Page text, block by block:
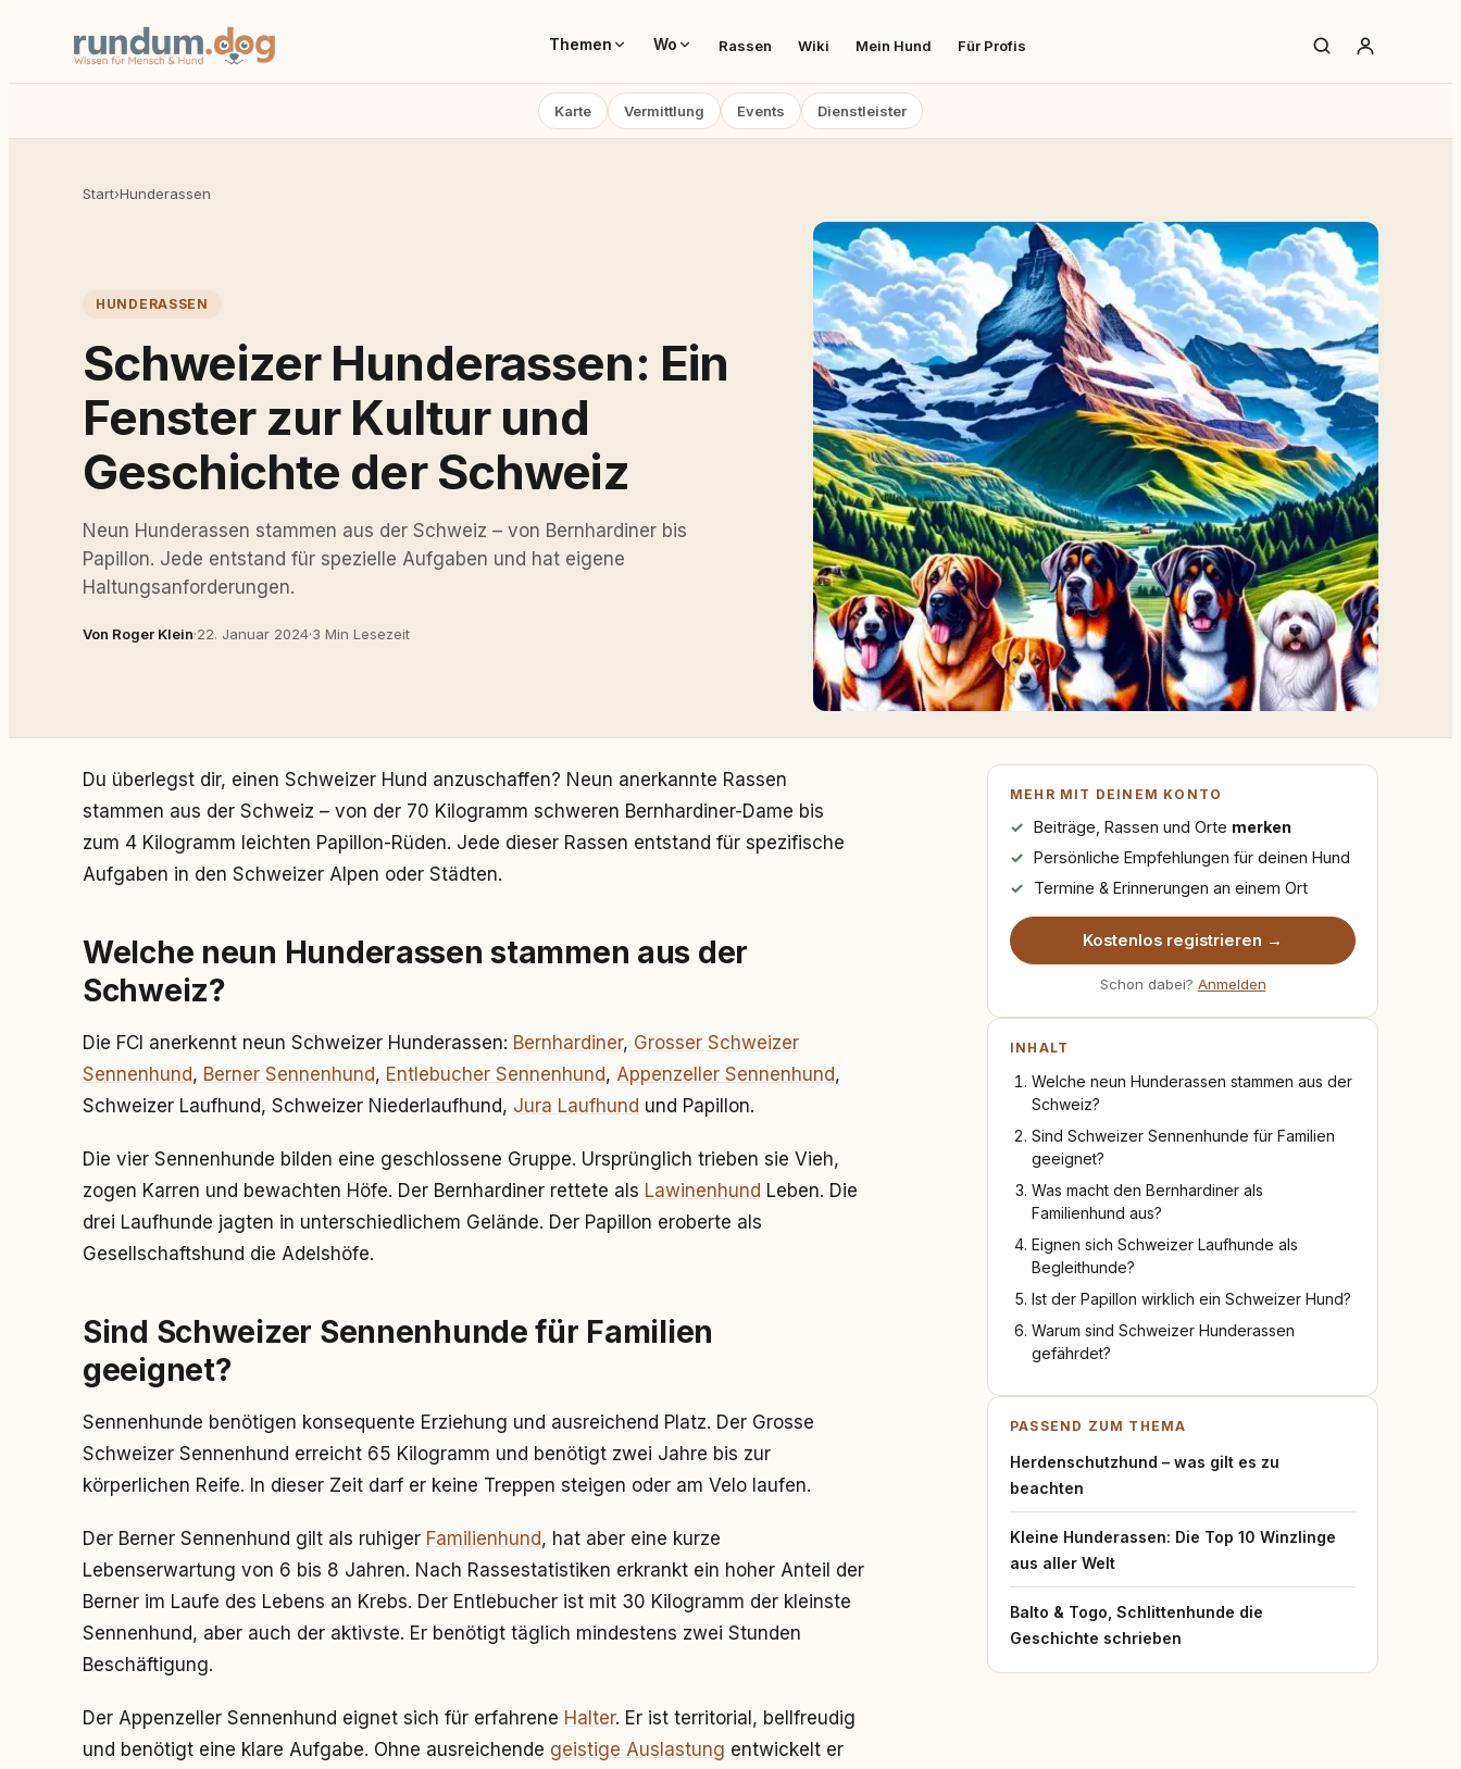
Themen Wo Rassen Wiki Mein Hund Für Profis
Karte Vermittlung Events Dienstleister
Start›Hunderassen
HUNDERASSEN
Schweizer Hunderassen: Ein
Fenster zur Kultur und
Geschichte der Schweiz
Neun Hunderassen stammen aus der Schweiz – von Bernhardiner bis
Papillon. Jede entstand für spezielle Aufgaben und hat eigene
Haltungsanforderungen.
Von Roger Klein·22. Januar 2024·3 Min Lesezeit
Du überlegst dir, einen Schweizer Hund anzuschaffen? Neun anerkannte Rassen
stammen aus der Schweiz – von der 70 Kilogramm schweren Bernhardiner-Dame bis
zum 4 Kilogramm leichten Papillon-Rüden. Jede dieser Rassen entstand für spezifische
Aufgaben in den Schweizer Alpen oder Städten.
Welche neun Hunderassen stammen aus der
Schweiz?
Die FCI anerkennt neun Schweizer Hunderassen: Bernhardiner, Grosser Schweizer
Sennenhund, Berner Sennenhund, Entlebucher Sennenhund, Appenzeller Sennenhund,
Schweizer Laufhund, Schweizer Niederlaufhund, Jura Laufhund und Papillon.
Die vier Sennenhunde bilden eine geschlossene Gruppe. Ursprünglich trieben sie Vieh,
zogen Karren und bewachten Höfe. Der Bernhardiner rettete als Lawinenhund Leben. Die
drei Laufhunde jagten in unterschiedlichem Gelände. Der Papillon eroberte als
Gesellschaftshund die Adelshöfe.
Sind Schweizer Sennenhunde für Familien
geeignet?
Sennenhunde benötigen konsequente Erziehung und ausreichend Platz. Der Grosse
Schweizer Sennenhund erreicht 65 Kilogramm und benötigt zwei Jahre bis zur
körperlichen Reife. In dieser Zeit darf er keine Treppen steigen oder am Velo laufen.
Der Berner Sennenhund gilt als ruhiger Familienhund, hat aber eine kurze
Lebenserwartung von 6 bis 8 Jahren. Nach Rassestatistiken erkrankt ein hoher Anteil der
Berner im Laufe des Lebens an Krebs. Der Entlebucher ist mit 30 Kilogramm der kleinste
Sennenhund, aber auch der aktivste. Er benötigt täglich mindestens zwei Stunden
Beschäftigung.
Der Appenzeller Sennenhund eignet sich für erfahrene Halter. Er ist territorial, bellfreudig
und benötigt eine klare Aufgabe. Ohne ausreichende geistige Auslastung entwickelt er
MEHR MIT DEINEM KONTO
Beiträge, Rassen und Orte merken
Persönliche Empfehlungen für deinen Hund
Termine & Erinnerungen an einem Ort
Kostenlos registrieren →
Schon dabei? Anmelden
INHALT
Welche neun Hunderassen stammen aus der
Schweiz?
Sind Schweizer Sennenhunde für Familien
geeignet?
Was macht den Bernhardiner als
Familienhund aus?
Eignen sich Schweizer Laufhunde als
Begleithunde?
Ist der Papillon wirklich ein Schweizer Hund?
Warum sind Schweizer Hunderassen
gefährdet?
PASSEND ZUM THEMA
Herdenschutzhund – was gilt es zu
beachten
Kleine Hunderassen: Die Top 10 Winzlinge
aus aller Welt
Balto & Togo, Schlittenhunde die
Geschichte schrieben